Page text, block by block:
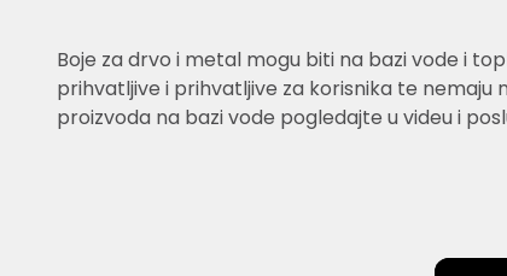
Boje za drvo i metal mogu biti na bazi vode i
prihvatljive i prihvatljive za korisnika te nemaju
proizvoda na bazi vode pogledajte u videu i